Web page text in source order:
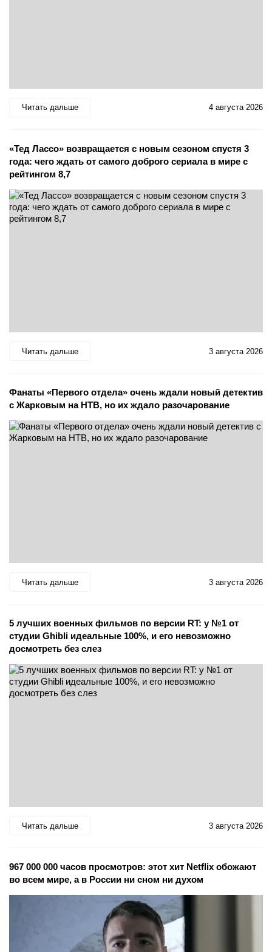
Читать дальше 4 августа 2026
«Тед Лассо» возвращается с новым сезоном спустя 3
года: чего ждать от самого доброго сериала в мире с
рейтингом 8,7
Читать дальше 3 августа 2026
Фанаты «Первого отдела» очень ждали новый детектив
с Жарковым на НТВ, но их ждало разочарование
Читать дальше 3 августа 2026
5 лучших военных фильмов по версии RT: у №1 от
студии Ghibli идеальные 100%, и его невозможно
досмотреть без слез
Читать дальше 3 августа 2026
967 000 000 часов просмотров: этот хит Netflix обожают
во всем мире, а в России ни сном ни духом